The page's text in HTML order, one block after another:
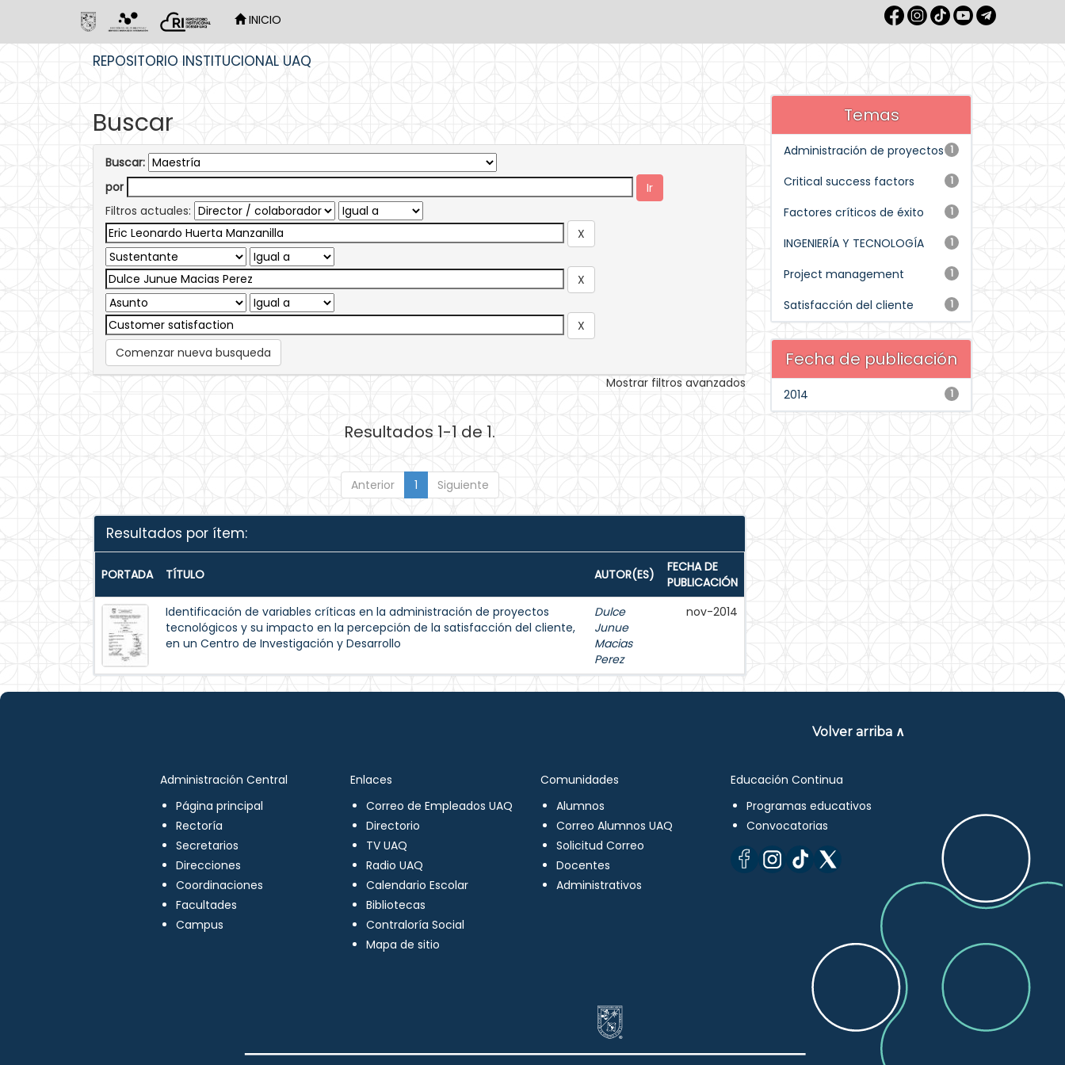
INICIO
REPOSITORIO INSTITUCIONAL UAQ
Buscar
Buscar:
por
Filtros actuales:
Comenzar nueva busqueda
Mostrar filtros avanzados
Resultados 1-1 de 1.
Anterior 1 Siguiente
Resultados por ítem:
PORTADA TÍTULO AUTOR(ES)
FECHA DE
PUBLICACIÓN
Identificación de variables críticas en la administración de proyectos
tecnológicos y su impacto en la percepción de la satisfacción del cliente,
en un Centro de Investigación y Desarrollo
Dulce
Junue
Macias
Perez
nov-2014
Temas
1
Administración de proyectos
1
Critical success factors
1
Factores críticos de éxito
1
INGENIERÍA Y TECNOLOGÍA
1
Project management
1
Satisfacción del cliente
Fecha de publicación
1
2014
Volver arriba ∧
Administración Central
Página principal
Rectoría
Secretarios
Direcciones
Coordinaciones
Facultades
Campus
Enlaces
Correo de Empleados UAQ
Directorio
TV UAQ
Radio UAQ
Calendario Escolar
Bibliotecas
Contraloría Social
Mapa de sitio
Comunidades
Alumnos
Correo Alumnos UAQ
Solicitud Correo
Docentes
Administrativos
Educación Continua
Programas educativos
Convocatorias